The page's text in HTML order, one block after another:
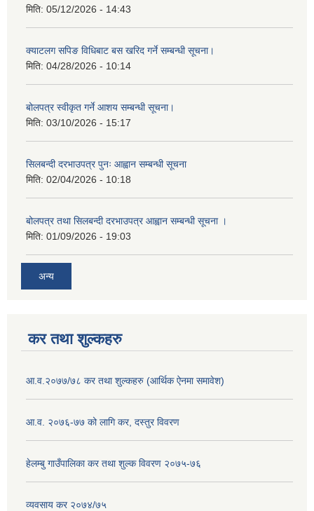
मिति: 05/12/2026 - 14:43
क्याटलग सपिङ विधिबाट बस खरिद गर्ने सम्बन्धी सूचना।
मिति: 04/28/2026 - 10:14
बोलपत्र स्वीकृत गर्ने आशय सम्बन्धी सूचना।
मिति: 03/10/2026 - 15:17
सिलबन्दी दरभाउपत्र पुनः आह्वान सम्बन्धी सूचना
मिति: 02/04/2026 - 10:18
बोलपत्र तथा सिलबन्दी दरभाउपत्र आह्वान सम्बन्धी सूचना ।
मिति: 01/09/2026 - 19:03
अन्य
कर तथा शुल्कहरु
आ.व.२०७७/७८ कर तथा शुल्कहरु (आर्थिक ऐनमा समावेश)
आ.व. २०७६-७७ को लागि कर, दस्तुर विवरण
हेलम्बु गाउँपालिका कर तथा शुल्क विवरण २०७५-७६
व्यवसाय कर २०७४/७५